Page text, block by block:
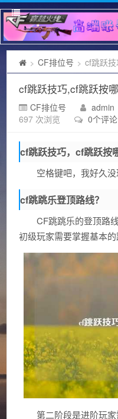
> CF排位号 > cf跳跃
cf跳跃技巧,cf跳跃按
CF排位号 admin
697 次浏览
0个评论
cf跳跃技巧，cf跳跃按
空格键吧，我好久没
cf跳跳乐登顶路线？
CF跳跳乐的登顶路
初级玩家需要掌握基本
第二阶段是进阶玩